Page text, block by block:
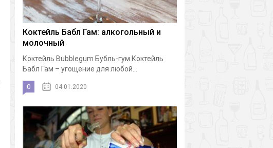
Коктейль Бабл Гам: алкогольный и
молочный
Коктейль Bubblegum Бубль-гум Коктейль
Бабл Гам – угощение для любой...
0 04.01.2020